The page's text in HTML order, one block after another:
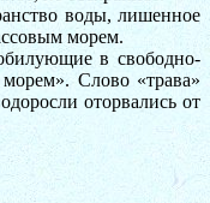
воды, лишенное
морем.
в свободно-
Слово «трава»
оторвались от